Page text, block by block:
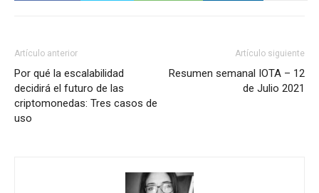
Artículo anterior
Por qué la escalabilidad
decidirá el futuro de las
criptomonedas: Tres casos de
uso
Artículo siguiente
Resumen semanal IOTA – 12
de Julio 2021